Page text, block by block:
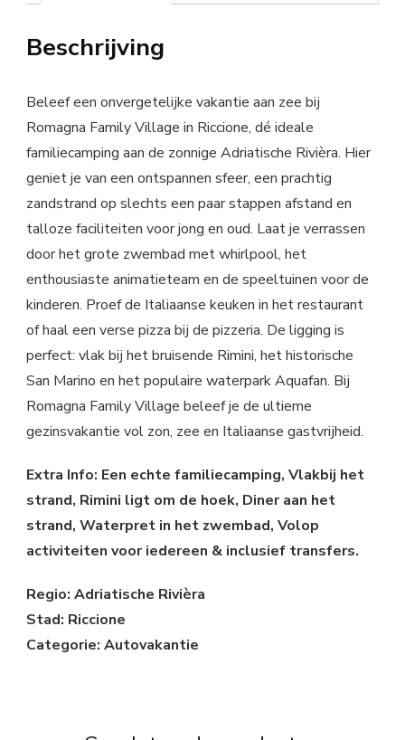
Beschrijving
Beleef een onvergetelijke vakantie aan zee bij
Romagna Family Village in Riccione, dé ideale
familiecamping aan de zonnige Adriatische Rivièra. Hier
geniet je van een ontspannen sfeer, een prachtig
zandstrand op slechts een paar stappen afstand en
talloze faciliteiten voor jong en oud. Laat je verrassen
door het grote zwembad met whirlpool, het
enthousiaste animatieteam en de speeltuinen voor de
kinderen. Proef de Italiaanse keuken in het restaurant
of haal een verse pizza bij de pizzeria. De ligging is
perfect: vlak bij het bruisende Rimini, het historische
San Marino en het populaire waterpark Aquafan. Bij
Romagna Family Village beleef je de ultieme
gezinsvakantie vol zon, zee en Italiaanse gastvrijheid.
Extra Info: Een echte familiecamping, Vlakbij het
strand, Rimini ligt om de hoek, Diner aan het
strand, Waterpret in het zwembad, Volop
activiteiten voor iedereen & inclusief transfers.
Regio: Adriatische Rivièra
Stad: Riccione
Categorie: Autovakantie